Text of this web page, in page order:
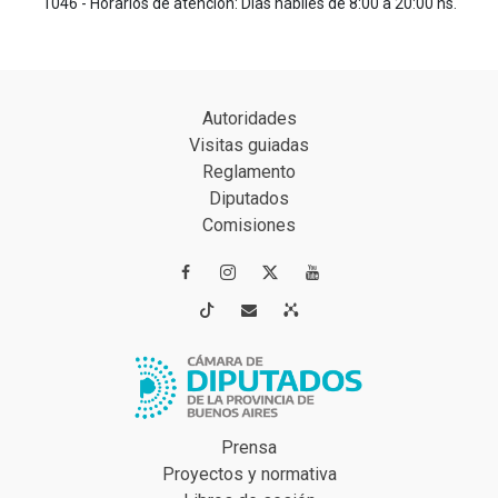
Autoridades
Visitas guiadas
Reglamento
Diputados
Comisiones
 
 
Prensa
Proyectos y normativa